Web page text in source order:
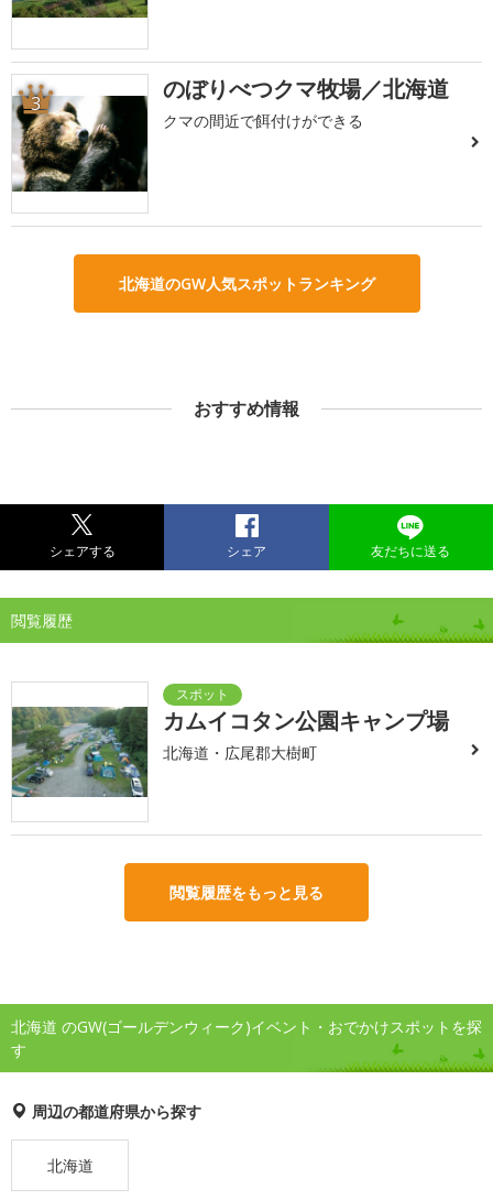
3 のぼりべつクマ牧場／北海道
クマの間近で餌付けができる
北海道のGW人気スポットランキング
おすすめ情報
シェアする シェア 友だちに送る
閲覧履歴
カムイコタン公園キャンプ場
北海道・広尾郡大樹町
閲覧履歴をもっと見る
北海道 のGW(ゴールデンウィーク)イベント・おでかけスポットを探
す
周辺の都道府県から探す
北海道